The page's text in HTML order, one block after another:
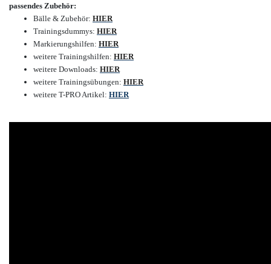
passendes Zubehör:
Bälle & Zubehör: HIER
Trainingsdummys: HIER
Markierungshilfen: HIER
weitere Trainingshilfen: HIER
weitere Downloads: HIER
weitere Trainingsübungen: HIER
weitere T-PRO Artikel: HIER